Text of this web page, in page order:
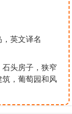
英文译名
头房子，狭窄
筑，葡萄园和风